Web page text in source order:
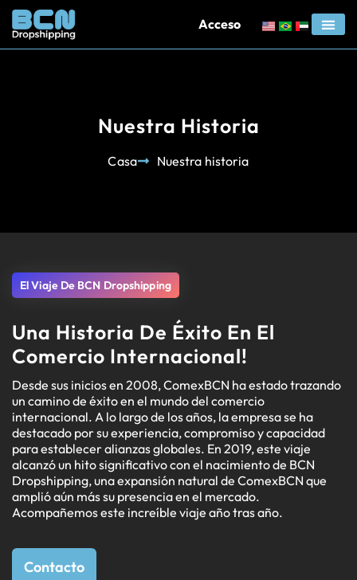
Acceso
Nuestra Historia
Casa Nuestra historia
El Viaje De BCN Dropshipping
Una Historia De Éxito En El
Comercio Internacional!
Desde sus inicios en 2008, ComexBCN ha estado trazando
un camino de éxito en el mundo del comercio
internacional. A lo largo de los años, la empresa se ha
destacado por su experiencia, compromiso y capacidad
para establecer alianzas globales. En 2019, este viaje
alcanzó un hito significativo con el nacimiento de BCN
Dropshipping, una expansión natural de ComexBCN que
amplió aún más su presencia en el mercado.
Acompañemos este increíble viaje año tras año.
Contacto